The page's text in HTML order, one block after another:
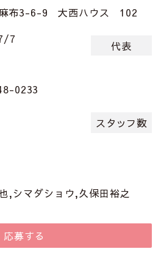
麻布3-6-9 大西ハウス 102
7
代表
0233
スタッフ数
,シマダショウ,久保田裕之
応募する